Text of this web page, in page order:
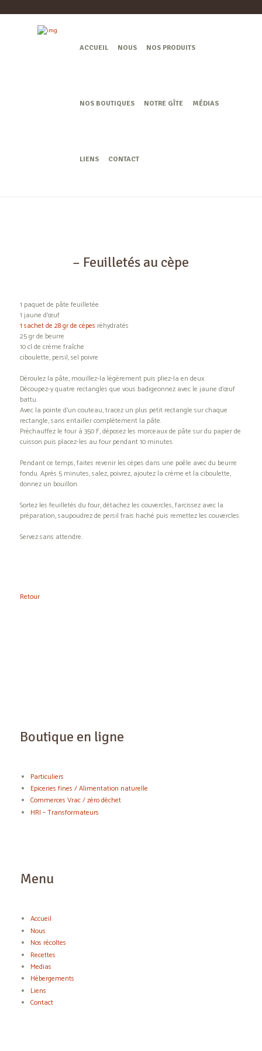
ACCUEIL NOUS NOS PRODUITS
NOS BOUTIQUES NOTRE GÎTE MÉDIAS
LIENS CONTACT
– Feuilletés au cèpe
1 paquet de pâte feuilletée
1 jaune d’œuf
1 sachet de 28 gr de cèpes réhydratés
25 gr de beurre
10 cl de crème fraîche
ciboulette, persil, sel poivre
Déroulez la pâte, mouillez-la légèrement puis pliez-la en deux.
Découpez-y quatre rectangles que vous badigeonnez avec le jaune d’œuf
battu.
Avec la pointe d’un couteau, tracez un plus petit rectangle sur chaque
rectangle, sans entailler complètement la pâte.
Préchauffez le four à 350 F, déposez les morceaux de pâte sur du papier de
cuisson puis placez-les au four pendant 10 minutes.
Pendant ce temps, faites revenir les cèpes dans une poêle avec du beurre
fondu. Après 5 minutes, salez, poivrez, ajoutez la crème et la ciboulette,
donnez un bouillon.
Sortez les feuilletés du four, détachez les couvercles, farcissez avec la
préparation, saupoudrez de persil frais haché puis remettez les couvercles.
Servez sans attendre.
Retour
Boutique en ligne
Particuliers
Epiceries fines / Alimentation naturelle
Commerces Vrac / zéro déchet
HRI – Transformateurs
Menu
Accueil
Nous
Nos récoltes
Recettes
Medias
Hébergements
Liens
Contact